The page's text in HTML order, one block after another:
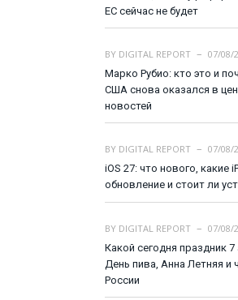
ЕС сейчас не будет
BY DIGITAL REPORT
07/08/
Марко Рубио: кто это и
США снова оказался в
новостей
BY DIGITAL REPORT
07/08/
iOS 27: что нового, какие
обновление и стоит ли
BY DIGITAL REPORT
07/08/
Какой сегодня праздник 7
День пива, Анна Летняя и
России